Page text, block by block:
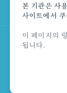
본 기관은 사
사이트에서
이 페이지의
됩니다.
다른 사이트
상품 책임의 한